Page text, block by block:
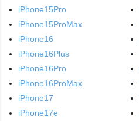
iPhone15Pro
iPhone15ProMax
iPhone16
iPhone16Plus
iPhone16Pro
iPhone16ProMax
iPhone17
iPhone17e